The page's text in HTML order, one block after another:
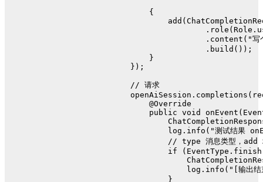
            {
                        .content(
"写
                        .build());
            }
        });
// 请求
@Override
public void onEvent
                log.info(
"测试结果
// type 消息类型，
if
                    log.info(
"[输出
                }